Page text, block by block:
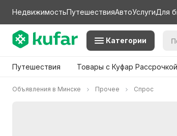
НедвижимостьПутешествияАвтоУслугиДля
Категории
Путешествия Товары с Куфар Рассрочкой
Объявления в Минске Прочее Спрос